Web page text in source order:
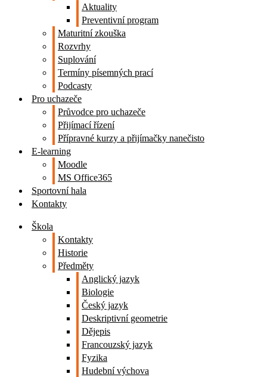
Aktuality
Preventivní program
Maturitní zkouška
Rozvrhy
Suplování
Termíny písemných prací
Podcasty
Pro uchazeče
Průvodce pro uchazeče
Přijímací řízení
Přípravné kurzy a přijímačky nanečisto
E-learning
Moodle
MS Office365
Sportovní hala
Kontakty
Škola
Kontakty
Historie
Předměty
Anglický jazyk
Biologie
Český jazyk
Deskriptivní geometrie
Dějepis
Francouzský jazyk
Fyzika
Hudební výchova